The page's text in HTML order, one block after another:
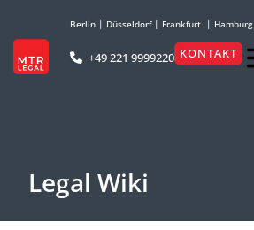
Berlin | Düsseldorf| Frankfurt | Hamburg
+49 221 9999220 KONTAKT
Legal Wiki